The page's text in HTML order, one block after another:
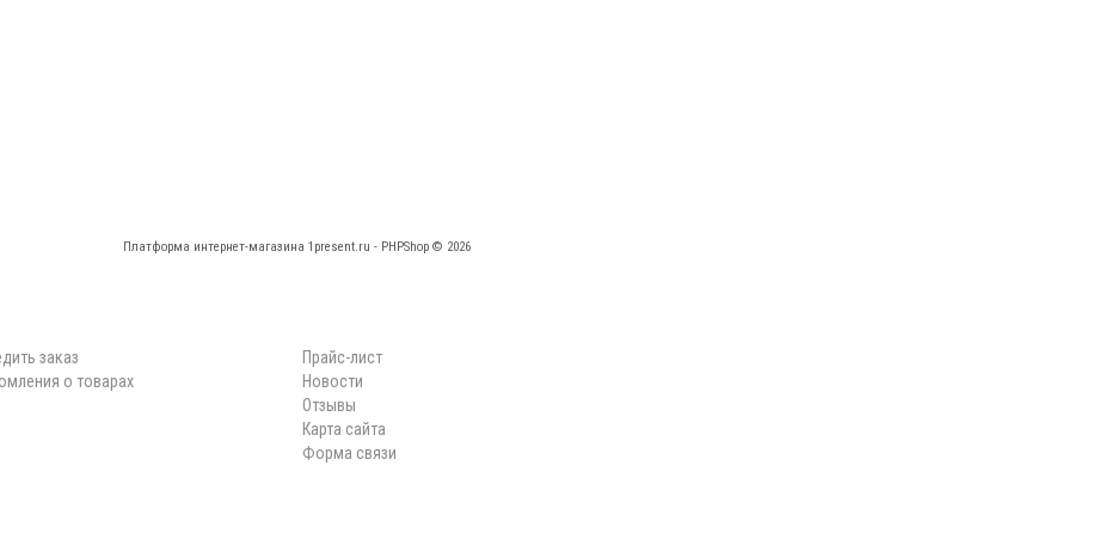
заказ
о товарах
Прайс-лист
Новости
Отзывы
Карта сайта
Форма связи
Платформа интернет-магазина 1present.ru - PHPShop © 2026